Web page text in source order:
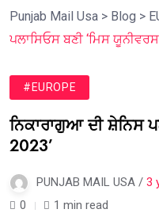
Punjab Mail Usa > Blog >
ਪਲਾਸਿਓਸ ਬਣੀ ‘ਮਿਸ ਯੂਨੀਵਰਸ
#EUROPE
ਨਿਕਾਰਾਗੁਆ ਦੀ ਸ਼ੇਨਿਸ
2023’
PUNJAB MAIL USA / 3
0
1 min read